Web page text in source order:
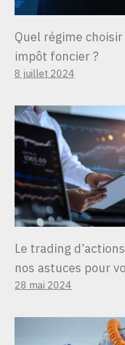
Quel régime
impôt foncier ?
8 juillet 2024
Le trading
nos astuces pour
28 mai 2024